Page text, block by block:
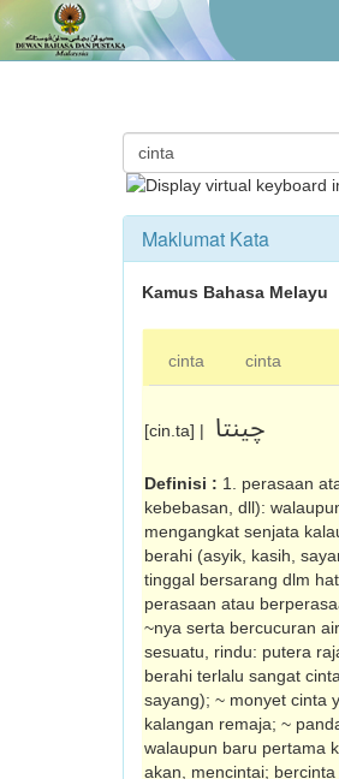
Maklumat Kata
Kamus Bahasa Melayu
cinta cinta
[cin.ta] | چينتا
Definisi : 1. perasaan
kebebasan, dll):
mengangkat senjata
berahi (asyik, kasih,
tinggal bersarang dlm
perasaan atau
~nya serta bercucuran
sesuatu, rindu: putera
berahi terlalu sangat
sayang); ~ monyet cinta
kalangan remaja; ~
walaupun baru pertama
akan, mencintai;